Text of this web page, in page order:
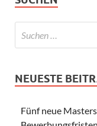
NEUESTE
Fünf neue